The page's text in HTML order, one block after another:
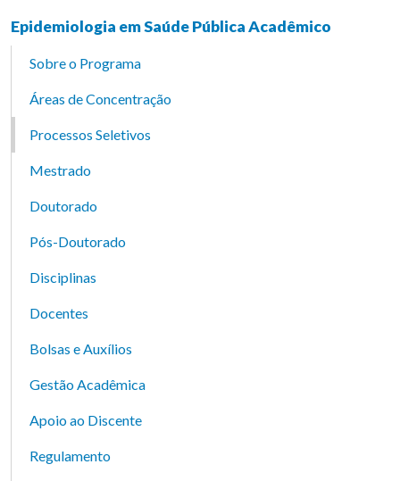
Epidemiologia em Saúde Pública Acadêmico
Sobre o Programa
Áreas de Concentração
Processos Seletivos
Mestrado
Doutorado
Pós-Doutorado
Disciplinas
Docentes
Bolsas e Auxílios
Gestão Acadêmica
Apoio ao Discente
Regulamento